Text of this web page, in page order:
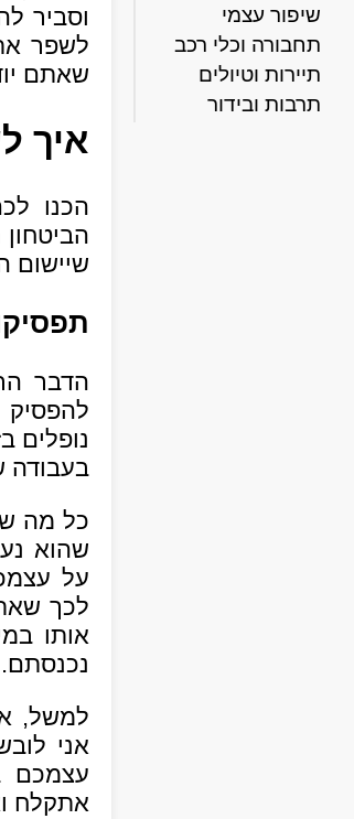
שיפור עצמי
תחבורה וכלי רכב
תיירות וטיולים
תרבות ובידור
וסביר
לשפר
שאתם
איך
הכנו
שיישום
הדבר
נופלים
בעבודה
כל מה
שהוא
על
לכך
אותו
נכנסתם.
למשל,
אני
עצמכם
אתקלח